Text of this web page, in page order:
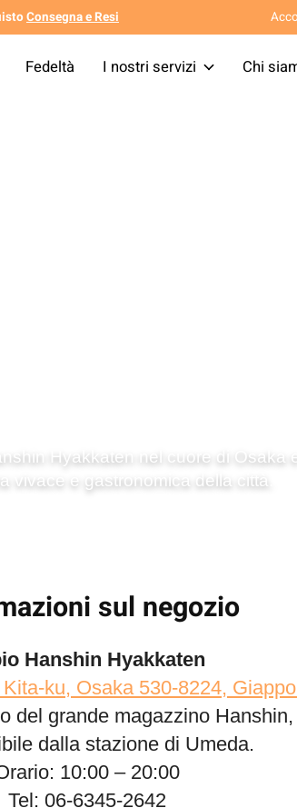
Consegna e Resi
Fedeltà I nostri servizi Chi
Hyakkaten nel cuore di Osaka
vivace e gastronomica della città.
sul negozio
Hanshin Hyakkaten
Kita‑ku, Osaka 530‑8224,
del grande magazzino
dalla stazione di Umeda.
10:00 – 20:00
Tel: 06‑6345‑2642